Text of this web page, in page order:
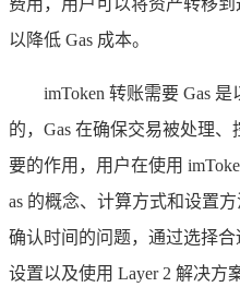
费用，用户可以将资产转移到
以降低 Gas 成本。
imToken 转账需要 Gas
的，Gas 在确保交易被处理
要的作用，用户在使用
as 的概念、计算方式和设置
确认时间的问题，通过选择
设置以及使用 Layer 2 解决方